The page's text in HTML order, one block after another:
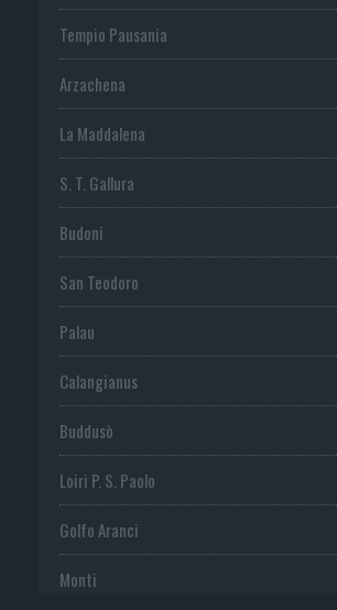
Tempio Pausania
Arzachena
La Maddalena
S. T. Gallura
Budoni
San Teodoro
Palau
Calangianus
Buddusò
Loiri P. S. Paolo
Golfo Aranci
Monti